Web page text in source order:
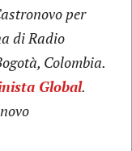
per
di Radio
Colombia.
Global.